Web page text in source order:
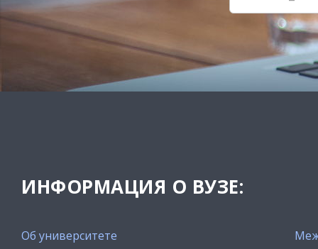
ИНФОРМАЦИЯ О ВУЗЕ:
Об университете